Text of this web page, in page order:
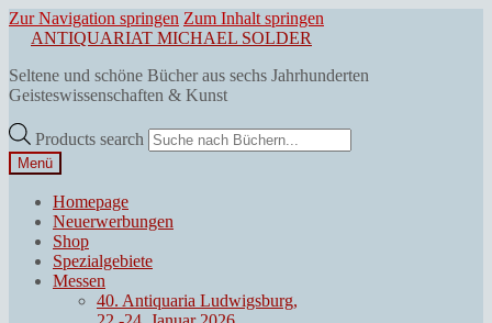
Zur Navigation springen Zum Inhalt springen
ANTIQUARIAT MICHAEL SOLDER
Seltene und schöne Bücher aus sechs Jahrhunderten
Geisteswissenschaften & Kunst
Products search
Menü
Homepage
Neuerwerbungen
Shop
Spezialgebiete
Messen
40. Antiquaria Ludwigsburg,